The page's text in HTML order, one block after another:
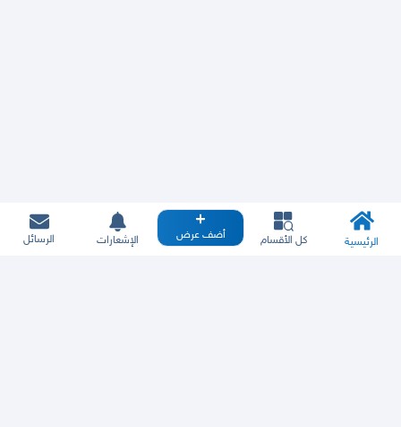
الرئيسية كل الأقسام أضف عرض الإشعارات الرسائل